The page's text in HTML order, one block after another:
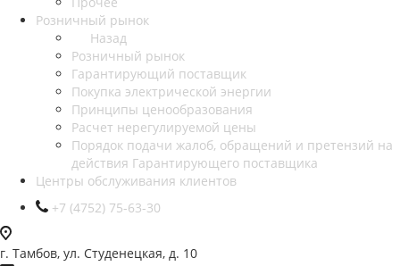
Розничный рынок
Назад
Розничный рынок
Гарантирующий поставщик
Покупка электрической энергии
Принципы ценообразования
Расчет нерегулируемой цены
Порядок подачи жалоб, обращений и претензий на
действия Гарантирующего поставщика
Центры обслуживания клиентов
+7 (4752) 75-63-30
г. Тамбов, ул. Студенецкая, д. 10